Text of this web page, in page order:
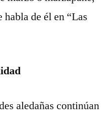
de él en “Las
aledañas continúan